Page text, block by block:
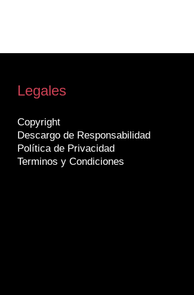
Legales
Copyright
Descargo de Responsabilidad
Política de Privacidad
Terminos y Condiciones